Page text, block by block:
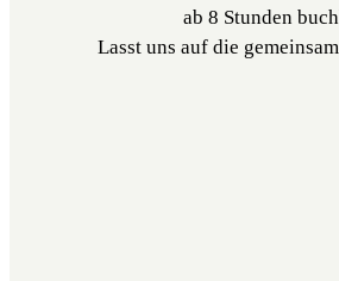
ab 8 Stunden
Lasst uns auf die